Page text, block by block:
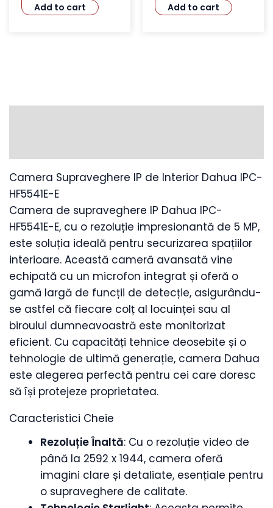
Add to cart Add to cart
Camera Supraveghere IP de Interior Dahua IPC-
HF5541E-E
Camera de supraveghere IP Dahua IPC-
HF5541E-E, cu o rezoluție impresionantă de 5 MP,
este soluția ideală pentru securizarea spațiilor
interioare. Această cameră avansată vine
echipată cu un microfon integrat și oferă o
gamă largă de funcții de detecție, asigurându-
se astfel că fiecare colț al locuinței sau al
biroului dumneavoastră este monitorizat
eficient. Cu capacități tehnice deosebite și o
tehnologie de ultimă generație, camera Dahua
este alegerea perfectă pentru cei care doresc
să își protejeze proprietatea.
Caracteristici Cheie
Rezoluție Înaltă: Cu o rezoluție video de
până la 2592 x 1944, camera oferă
imagini clare și detaliate, esențiale pentru
o supraveghere de calitate.